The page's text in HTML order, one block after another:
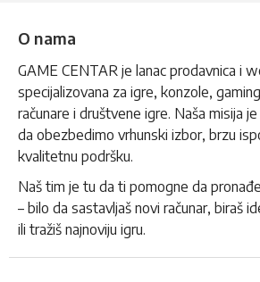
O nama
GAME CENTAR je lanac prodavnica i
specijalizovana za igre, konzole,
računare i društvene igre. Naša misija
da obezbedimo vrhunski izbor, brzu
kvalitetnu podršku.
Naš tim je tu da ti pomogne da
– bilo da sastavljaš novi računar, biraš
ili tražiš najnoviju igru.